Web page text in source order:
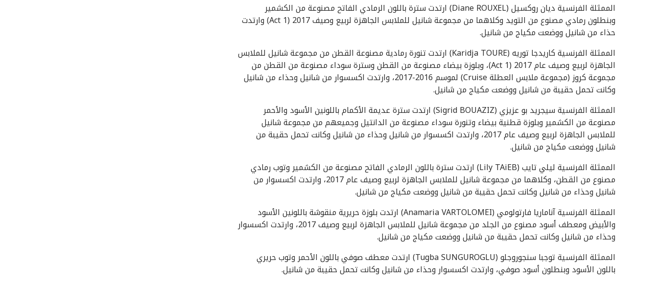
الممثلة الفرنسية ديان روكسيل (Diane ROUXEL) ارتدت سترة باللون الرمادي الفاتح مصنوعة من الكشمير
وبنطلون رمادي مصنوع من التويد وكلاهما من مجموعة شانيل للملابس الجاهزة لربيع وصيف 2017 (Act 1) وارتدت
حذاء من شانيل ووضعت مكياج من شانيل.
الممثلة الفرنسية كاريدجا توريه (Karidja TOURE) ارتدت تنورة رمادية مصنوعة القطن من مجموعة شانيل للملابس
الجاهزة لربيع وصيف عام 2017 (Act 1)، وبلوزة بيضاء مصنوعة من القطن وسترة سوداء مصنوعة من القطن من
مجموعة كروز (مجموعة ملابس العطلة Cruise) لموسم 2016-2017، وارتدت اكسسوار من شانيل وحذاء من شانيل
وكانت تحمل حقيبة من شانيل ووضعت مكياج من شانيل.
الممثلة الفرنسية سيجريد بو عزيزي (Sigrid BOUAZIZ) ارتدت سترة عديمة الأكمام باللونين الأسود والأحمر
مصنوعة من الكشمير وبلوزة قطنية بيضاء وتنورة سوداء مصنوعة من الدانتيل وجميعهم من مجموعة شانيل
للملابس الجاهزة لربيع وصيف عام 2017، وارتدت اكسسوار من شانيل وحذاء من شانيل وكانت تحمل حقيبة من
شانيل ووضعت مكياج من شانيل.
الممثلة الفرنسية ليلي تايب (Lily TAiEB) ارتدت سترة باللون الرمادي الفاتح مصنوعة من الكشمير وتوب رمادي
مصنوع من القطن، وكلاهما من مجموعة شانيل للملابس الجاهزة لربيع وصيف عام 2017، وارتدت اكسسوار من
شانيل وحذاء من شانيل وكانت تحمل حقيبة من شانيل ووضعت مكياج من شانيل.
الممثلة الفرنسية آناماريا فارتولومي (Anamaria VARTOLOMEI) ارتدت بلوزة حريرية منقوشة باللونين الأسود
والأبيض ومعطف أسود مصنوع من الجلد من مجموعة شانيل للملابس الجاهزة لربيع وصيف 2017، وارتدت اكسسوار
وحذاء من شانيل وكانت تحمل حقيبة من شانيل ووضعت مكياج من شانيل.
الممثلة الفرنسية توجبا سنجوروجلو (Tugba SUNGUROGLU) ارتدت معطف صوفي باللون الأحمر وتوب حريري
باللون الأسود وبنطلون أسود صوفي، وارتدت اكسسوار وحذاء من شانيل وكانت تحمل حقيبة من شانيل.